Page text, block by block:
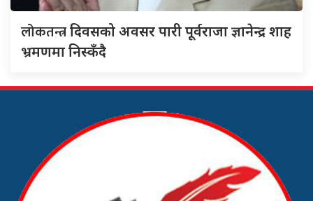
लोकतन्त्रदिवसको अवसर पारी पूर्वराजा ज्ञानेन्द्र शाह
भ्रमणमा निस्कँदै